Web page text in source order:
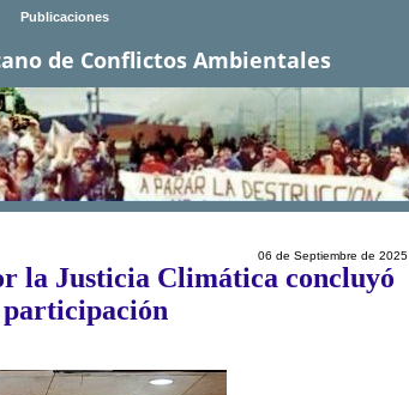
Publicaciones
de Conflictos Ambientales
06 de Septiembre de 2025
la Justicia Climática concluyó
participación